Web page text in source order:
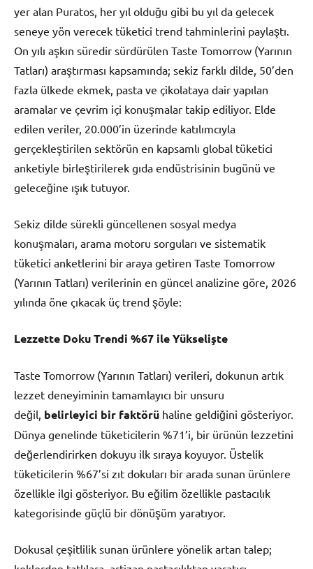
yer alan Puratos, her yıl olduğu gibi bu yıl da gelecek
seneye yön verecek tüketici trend tahminlerini paylaştı.
On yılı aşkın süredir sürdürülen Taste Tomorrow (Yarının
Tatları) araştırması kapsamında; sekiz farklı dilde, 50’den
fazla ülkede ekmek, pasta ve çikolataya dair yapılan
aramalar ve çevrim içi konuşmalar takip ediliyor. Elde
edilen veriler, 20.000’in üzerinde katılımcıyla
gerçekleştirilen sektörün en kapsamlı global tüketici
anketiyle birleştirilerek gıda endüstrisinin bugünü ve
geleceğine ışık tutuyor.
Sekiz dilde sürekli güncellenen sosyal medya
konuşmaları, arama motoru sorguları ve sistematik
tüketici anketlerini bir araya getiren Taste Tomorrow
(Yarının Tatları) verilerinin en güncel analizine göre, 2026
yılında öne çıkacak üç trend şöyle:
Lezzette Doku Trendi %67 ile Yükselişte
Taste Tomorrow (Yarının Tatları) verileri, dokunun artık
lezzet deneyiminin tamamlayıcı bir unsuru
değil, belirleyici bir faktörü haline geldiğini gösteriyor.
Dünya genelinde tüketicilerin %71’i, bir ürünün lezzetini
değerlendirirken dokuyu ilk sıraya koyuyor. Üstelik
tüketicilerin %67’si zıt dokuları bir arada sunan ürünlere
özellikle ilgi gösteriyor. Bu eğilim özellikle pastacılık
kategorisinde güçlü bir dönüşüm yaratıyor.
Dokusal çeşitlilik sunan ürünlere yönelik artan talep;